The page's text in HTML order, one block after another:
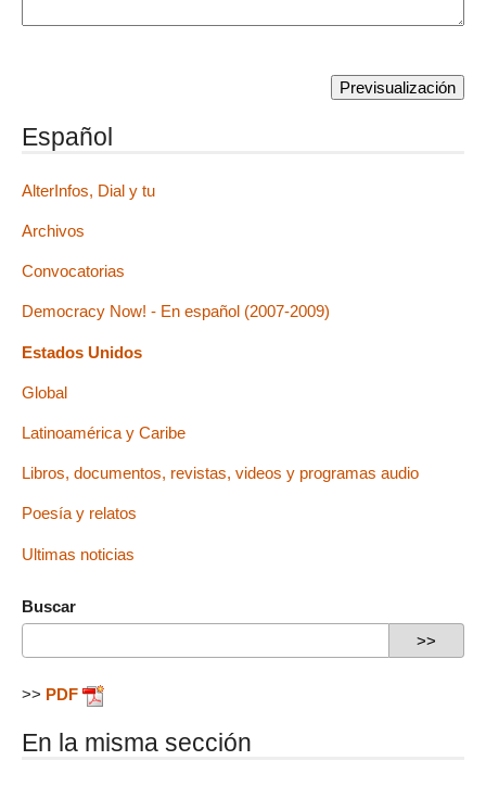
Español
AlterInfos, Dial y tu
Archivos
Convocatorias
Democracy Now! - En español (2007-2009)
Estados Unidos
Global
Latinoamérica y Caribe
Libros, documentos, revistas, videos y programas audio
Poesía y relatos
Ultimas noticias
Buscar
>> PDF
En la misma sección